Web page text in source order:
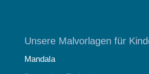
Unsere Malvorlagen für
Mandala